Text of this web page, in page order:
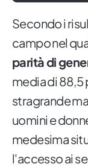
Secondo i
campo nel
parità di
media di 88,5
stragrande
uomini e
medesima
l'accesso ai